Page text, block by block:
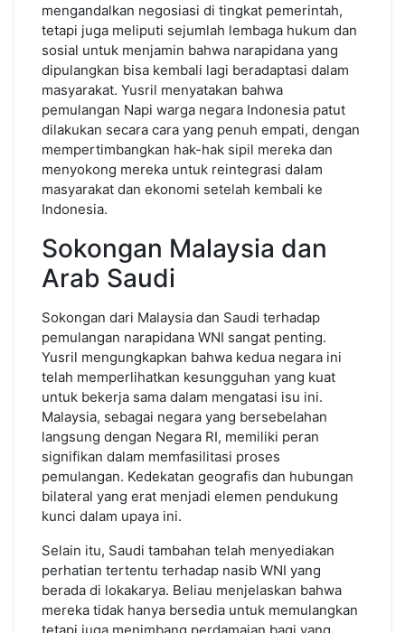
mengandalkan negosiasi di tingkat pemerintah,
tetapi juga meliputi sejumlah lembaga hukum dan
sosial untuk menjamin bahwa narapidana yang
dipulangkan bisa kembali lagi beradaptasi dalam
masyarakat. Yusril menyatakan bahwa
pemulangan Napi warga negara Indonesia patut
dilakukan secara cara yang penuh empati, dengan
mempertimbangkan hak-hak sipil mereka dan
menyokong mereka untuk reintegrasi dalam
masyarakat dan ekonomi setelah kembali ke
Indonesia.
Sokongan Malaysia dan
Arab Saudi
Sokongan dari Malaysia dan Saudi terhadap
pemulangan narapidana WNI sangat penting.
Yusril mengungkapkan bahwa kedua negara ini
telah memperlihatkan kesungguhan yang kuat
untuk bekerja sama dalam mengatasi isu ini.
Malaysia, sebagai negara yang bersebelahan
langsung dengan Negara RI, memiliki peran
signifikan dalam memfasilitasi proses
pemulangan. Kedekatan geografis dan hubungan
bilateral yang erat menjadi elemen pendukung
kunci dalam upaya ini.
Selain itu, Saudi tambahan telah menyediakan
perhatian tertentu terhadap nasib WNI yang
berada di lokakarya. Beliau menjelaskan bahwa
mereka tidak hanya bersedia untuk memulangkan